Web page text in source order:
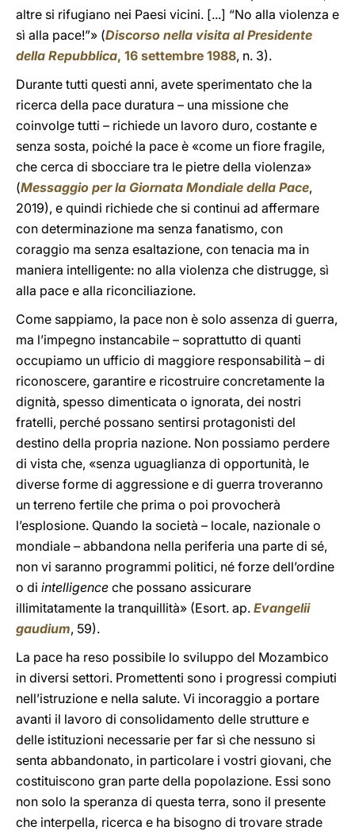
altre si rifugiano nei Paesi vicini. [...] “No alla violenza e
sì alla pace!”» (Discorso nella visita al Presidente
della Repubblica, 16 settembre 1988, n. 3).
Durante tutti questi anni, avete sperimentato che la
ricerca della pace duratura – una missione che
coinvolge tutti – richiede un lavoro duro, costante e
senza sosta, poiché la pace è «come un fiore fragile,
che cerca di sbocciare tra le pietre della violenza»
(Messaggio per la Giornata Mondiale della Pace,
2019), e quindi richiede che si continui ad affermare
con determinazione ma senza fanatismo, con
coraggio ma senza esaltazione, con tenacia ma in
maniera intelligente: no alla violenza che distrugge, sì
alla pace e alla riconciliazione.
Come sappiamo, la pace non è solo assenza di guerra,
ma l’impegno instancabile – soprattutto di quanti
occupiamo un ufficio di maggiore responsabilità – di
riconoscere, garantire e ricostruire concretamente la
dignità, spesso dimenticata o ignorata, dei nostri
fratelli, perché possano sentirsi protagonisti del
destino della propria nazione. Non possiamo perdere
di vista che, «senza uguaglianza di opportunità, le
diverse forme di aggressione e di guerra troveranno
un terreno fertile che prima o poi provocherà
l’esplosione. Quando la società – locale, nazionale o
mondiale – abbandona nella periferia una parte di sé,
non vi saranno programmi politici, né forze dell’ordine
o di intelligence che possano assicurare
illimitatamente la tranquillità» (Esort. ap. Evangelii
gaudium, 59).
La pace ha reso possibile lo sviluppo del Mozambico
in diversi settori. Promettenti sono i progressi compiuti
nell’istruzione e nella salute. Vi incoraggio a portare
avanti il lavoro di consolidamento delle strutture e
delle istituzioni necessarie per far sì che nessuno si
senta abbandonato, in particolare i vostri giovani, che
costituiscono gran parte della popolazione. Essi sono
non solo la speranza di questa terra, sono il presente
che interpella, ricerca e ha bisogno di trovare strade